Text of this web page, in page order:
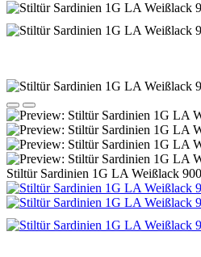
Stiltür Sardinien 1G LA Weißlack